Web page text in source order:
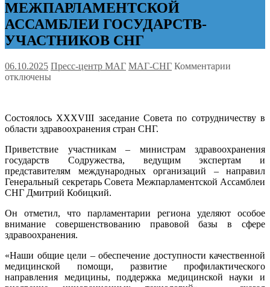
МЕЖПАРЛАМЕНТСКОЙ
АССАМБЛЕИ ГОСУДАРСТВ-
УЧАСТНИКОВ СНГ
06.10.2025 Пресс-центр МАГ МАГ-СНГ Комментарии
СНГ
ради
и
отключены
Состоялось XXXVIII заседание Совета по сотрудничеству в
области здравоохранения стран СНГ.
Приветствие участникам – министрам здравоохранения
государств Содружества, ведущим экспертам и
представителям международных организаций – направил
Генеральный секретарь Совета Межпарламентской Ассамблеи
СНГ Дмитрий Кобицкий.
Он отметил, что парламентарии региона уделяют особое
внимание совершенствованию правовой базы в сфере
здравоохранения.
«Наши общие цели – обеспечение доступности качественной
медицинской помощи, развитие профилактического
направления медицины, поддержка медицинской науки и